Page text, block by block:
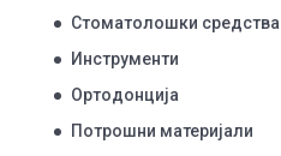
Стоматолошки средства
Инструменти
Ортодонција
Потрошни материјали